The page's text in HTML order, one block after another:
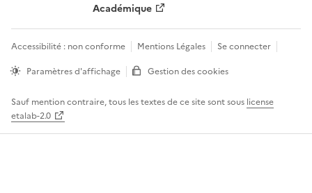
Académique
Accessibilité : non conforme Mentions Légales
Se connecter
Paramètres d'affichage
Gestion des cookies
Sauf mention contraire, tous les textes de ce site sont sous license
etalab-2.0